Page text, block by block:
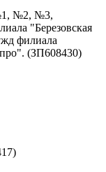
№2, №3,
"Березовская
филиала
(ЗП608430)